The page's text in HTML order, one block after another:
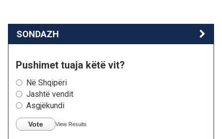
SONDAZH
Pushimet tuaja këtë vit?
Në Shqipëri
Jashtë vendit
Asgjëkundi
Vote View Results